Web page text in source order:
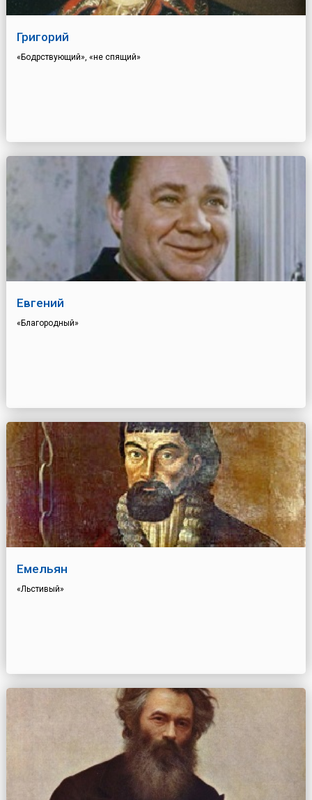
Григорий
«Бодрствующий», «не спящий»
Евгений
«Благородный»
Емельян
«Льстивый»